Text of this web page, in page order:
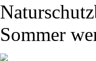
Sommer